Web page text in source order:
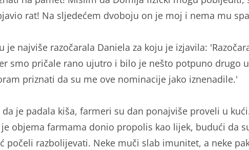
rat! Na sljedećem dvoboju on je moj i nema mu
je najviše razočarala Daniela za koju je izjavila:
smo pričale rano ujutro i bilo je nešto potpuno drugo u
priznati da su me ove nominacije jako iznenadile.'
da je padala kiša, farmeri su dan ponajviše proveli u
je objema farmama donio propolis kao lijek, budući da
počeli razbolijevati. Neke muči slab imunitet, a neke